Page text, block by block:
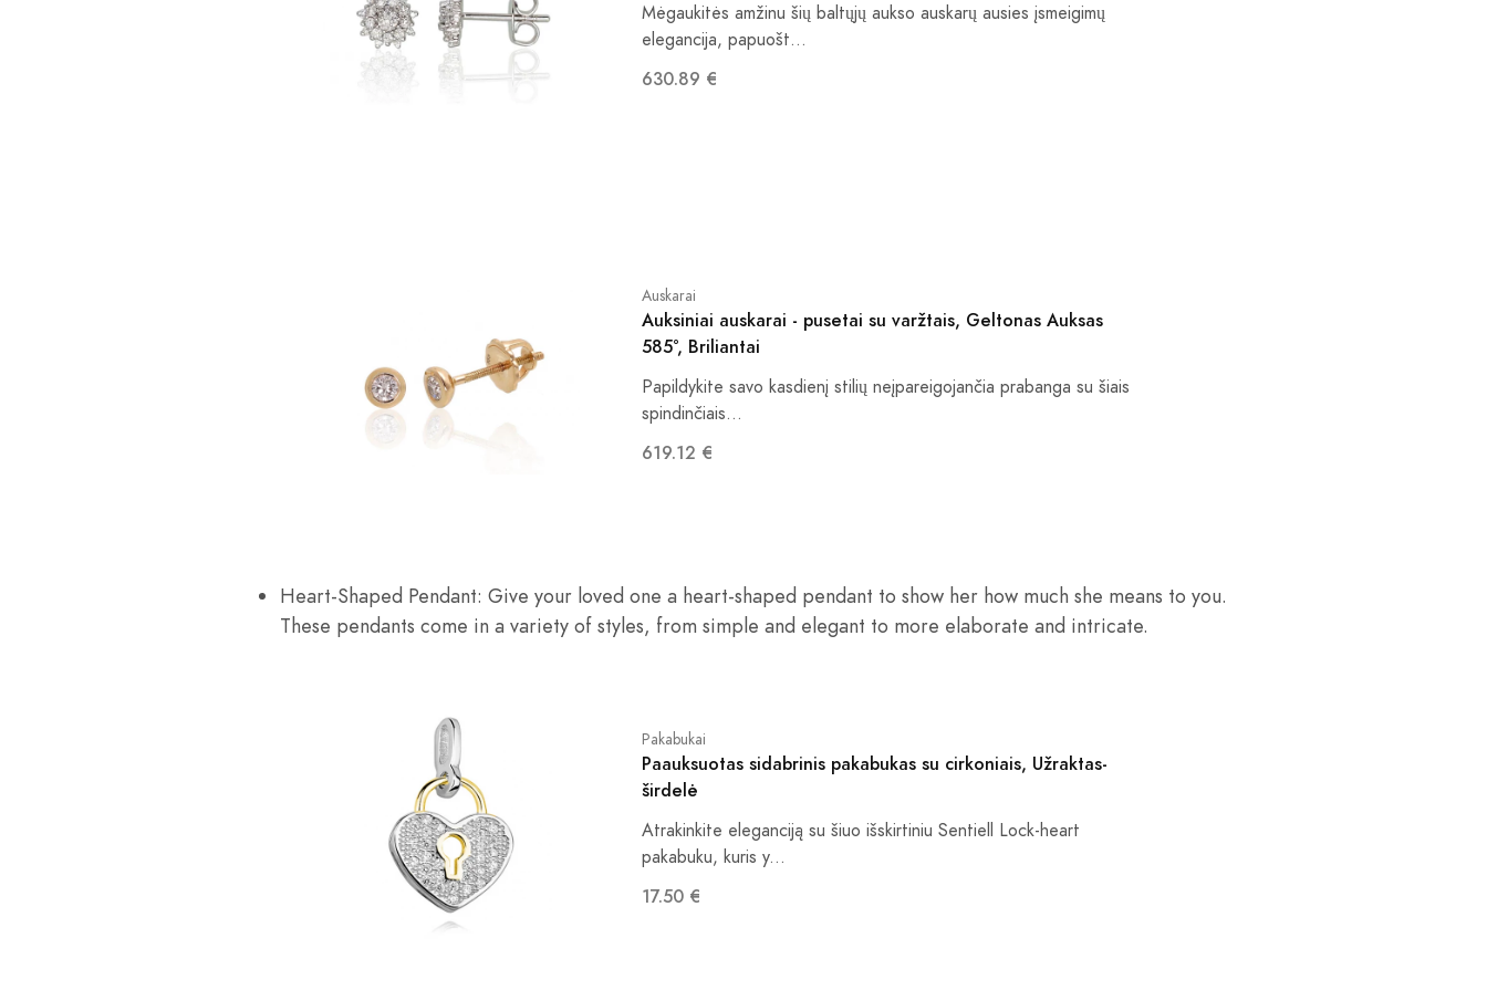
Mėgaukitės amžinu šių baltųjų aukso auskarų ausies įsmeigimų
elegancija, papuošt...
630.89 €
Auskarai
Auksiniai auskarai - pusetai su varžtais, Geltonas Auksas
585°, Briliantai
Papildykite savo kasdienį stilių neįpareigojančia prabanga su šiais
spindinčiais...
619.12 €
Heart-Shaped Pendant: Give your loved one a heart-shaped pendant to show her how much she means to you.
These pendants come in a variety of styles, from simple and elegant to more elaborate and intricate.
Pakabukai
Paauksuotas sidabrinis pakabukas su cirkoniais, Užraktas-
širdelė
Atrakinkite eleganciją su šiuo išskirtiniu Sentiell Lock-heart
pakabuku, kuris y...
17.50 €